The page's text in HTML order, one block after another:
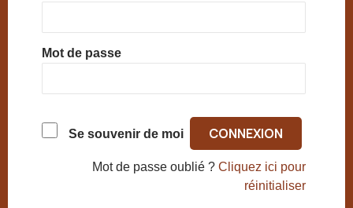
Mot de passe
Se souvenir de moi
Mot de passe oublié ?Cliquez ici pour
réinitialiser